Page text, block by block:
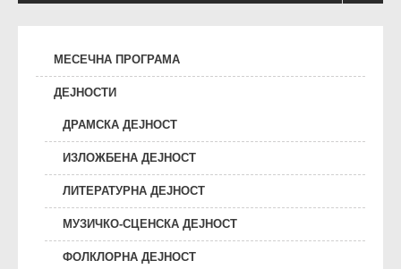
МЕСЕЧНА ПРОГРАМА
ДЕЈНОСТИ
ДРАМСКА ДЕЈНОСТ
ИЗЛОЖБЕНА ДЕЈНОСТ
ЛИТЕРАТУРНА ДЕЈНОСТ
МУЗИЧКО-СЦЕНСКА ДЕЈНОСТ
ФОЛКЛОРНА ДЕЈНОСТ